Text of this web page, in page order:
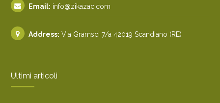
Email: info@zikazac.com
Address: Via Gramsci 7/a 42019 Scandiano (RE)
Ultimi articoli